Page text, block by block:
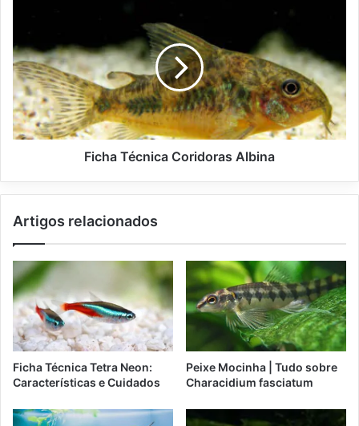
Ficha Técnica Coridoras Albina
Artigos relacionados
Ficha Técnica Tetra Neon:
Características e Cuidados
Peixe Mocinha | Tudo sobre
Characidium fasciatum